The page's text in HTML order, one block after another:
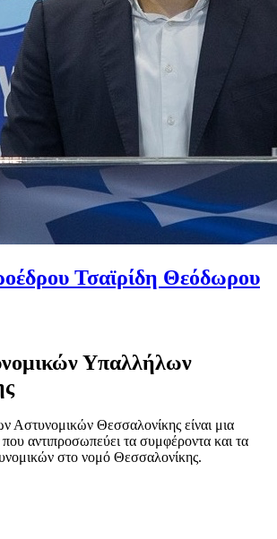
Τσαϊρίδη Θεόδωρου
Υπαλλήλων
Θεσσαλονίκης είναι μια
αντιπροσωπεύει τα συμφέροντα και τα
στο νομό Θεσσαλονίκης.